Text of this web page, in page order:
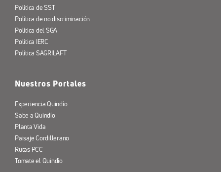
Política de SST
Política de no discriminación
Política del SGA
Política IERC
Política SAGRILAFT
Nuestros Portales
Experiencia Quindío
Sabe a Quindío
Planta Vida
Paisaje Cordillerano
Rutas PCC
Tomate el Quindío